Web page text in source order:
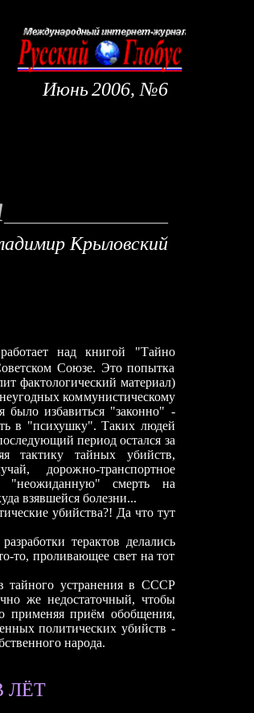
Июнь2006, №6
Крыловский
над книгой "Тайно
Союзе. Это попытка
фактологический материал)
коммунистическому
избавиться "законно" -
в "психушку". Таких людей
период остался за
тактику тайных убийств,
дорожно-транспортное
"неожиданную" смерть на
взявшейся болезни...
убийства?! Да что тут
терактов делались
то, проливающее свет на тот
тайного устранения в СССР
же недостаточный, чтобы
применяя приём обобщения,
политических убийств -
народа.
ЛЁТ